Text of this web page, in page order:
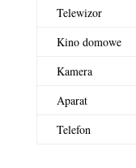
Telewizor
Kino domowe
Kamera
Aparat
Telefon